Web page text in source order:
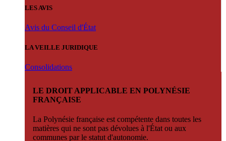
LES AVIS
Avis du Conseil d'État
LA VEILLE JURIDIQUE
Consolidations
LE DROIT APPLICABLE EN POLYNÉSIE
FRANÇAISE
La Polynésie française est compétente dans toutes les
matières qui ne sont pas dévolues à l'État ou aux
communes par le statut d'autonomie.